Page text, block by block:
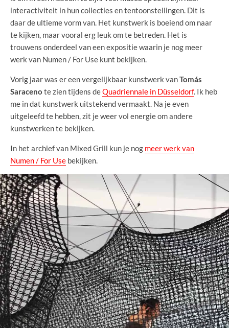
interactiviteit in hun collecties en tentoonstellingen. Dit is
daar de ultieme vorm van. Het kunstwerk is boeiend om naar
te kijken, maar vooral erg leuk om te betreden. Het is
trouwens onderdeel van een expositie waarin je nog meer
werk van Numen / For Use kunt bekijken.
Vorig jaar was er een vergelijkbaar kunstwerk vanTomás
Saraceno te zien tijdens deQuadriennale in Düsseldorf. Ik heb
me in dat kunstwerk uitstekend vermaakt. Na je even
uitgeleefd te hebben, zit je weer vol energie om andere
kunstwerken te bekijken.
In het archief van Mixed Grill kun je nog meer werk van
Numen / For Use bekijken.